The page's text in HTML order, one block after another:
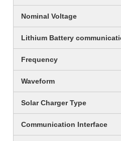
Nominal Voltage
Lithium Battery
Frequency
Waveform
Solar Charger Type
Communication Interface